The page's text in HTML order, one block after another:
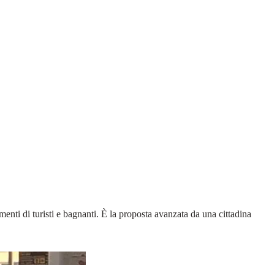
di turisti e bagnanti. È la proposta avanzata da una cittadina